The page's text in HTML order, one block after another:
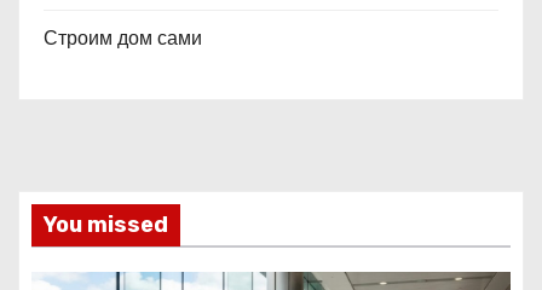
Строим дом сами
You missed